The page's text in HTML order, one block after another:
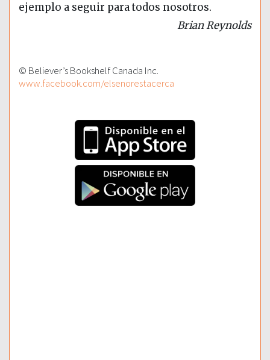
ejemplo a seguir para todos nosotros.
Brian Reynolds
© Believer’s Bookshelf Canada Inc.
www.facebook.com/elsenorestacerca